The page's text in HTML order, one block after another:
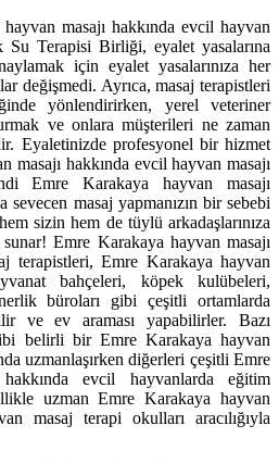
masajı hakkında evcil hayvan
Terapisi Birliği, eyalet yasalarına
için eyalet yasalarınıza her
değişmedi. Ayrıca, masaj terapistleri
yönlendirirken, yerel veteriner
ve onlara müşterileri ne zaman
Eyaletinizde profesyonel bir hizmet
masajı hakkında evcil hayvan masajı
Emre Karakaya hayvan masajı
sevecen masaj yapmanızın bir sebebi
sizin hem de tüylü arkadaşlarınıza
sunar! Emre Karakaya hayvan masajı
terapistleri, Emre Karakaya hayvan
bahçeleri, köpek kulübeleri,
büroları gibi çeşitli ortamlarda
ve ev araması yapabilirler. Bazı
belirli bir Emre Karakaya hayvan
uzmanlaşırken diğerleri çeşitli Emre
evcil hayvanlarda eğitim
uzman Emre Karakaya hayvan
masaj terapi okulları aracılığıyla